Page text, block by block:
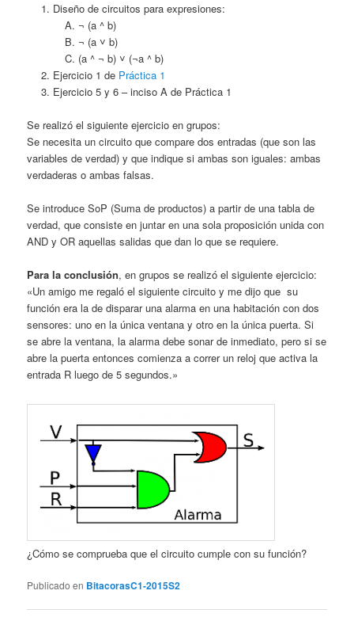
Diseño de circuitos para expresiones:
¬ (a ^ b)
¬ (a ˅ b)
(a ^ ¬ b) ˅ (¬a ^ b)
Ejercicio 1 de Práctica 1
Ejercicio 5 y 6 – inciso A de Práctica 1
Se realizó el siguiente ejercicio en grupos:
Se necesita un circuito que compare dos entradas (que son las
variables de verdad) y que indique si ambas son iguales: ambas
verdaderas o ambas falsas.
Se introduce SoP (Suma de productos) a partir de una tabla de
verdad, que consiste en juntar en una sola proposición unida con
AND y OR aquellas salidas que dan lo que se requiere.
Para la conclusión, en grupos se realizó el siguiente ejercicio:
«Un amigo me regaló el siguiente circuito y me dijo que su
función era la de disparar una alarma en una habitación con dos
sensores: uno en la única ventana y otro en la única puerta. Si
se abre la ventana, la alarma debe sonar de inmediato, pero si se
abre la puerta entonces comienza a correr un reloj que activa la
entrada R luego de 5 segundos.»
¿Cómo se comprueba que el circuito cumple con su función?
Publicado en BitacorasC1-2015S2